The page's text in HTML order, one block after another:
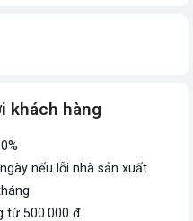
khách hàng
nếu lỗi nhà sản xuất
từ 500.000 đ